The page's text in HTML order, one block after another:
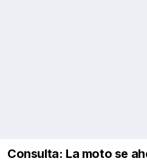
Consulta: La moto se